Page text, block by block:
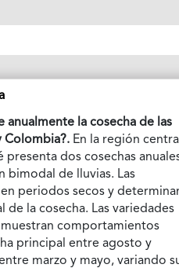
anualmente la cosecha de las
Colombia?. En la región central
presenta dos cosechas
bimodal de lluvias. Las
periodos secos y
de la cosecha. Las variedades
comportamientos
principal entre agosto y
marzo y mayo, variando